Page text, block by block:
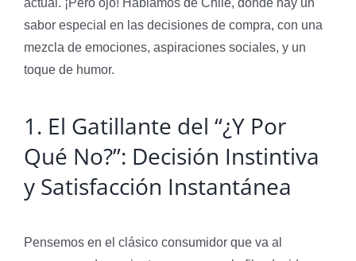
actual. ¡Pero ojo! Hablamos de Chile, donde hay un
sabor especial en las decisiones de compra, con una
mezcla de emociones, aspiraciones sociales, y un
toque de humor.
1. El Gatillante del “¿Y Por
Qué No?”: Decisión Instintiva
y Satisfacción Instantánea
Pensemos en el clásico consumidor que va al